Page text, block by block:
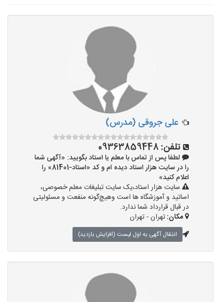
علی جروقی (مدرس)
تلفن: 09363859448
لطفا پس از تماس با معلم یا استاد بگویید: «آگهی شما
را در سایت هزار استاد دیده ام و کد «استاد-81401» را
اعلام کنید»
سایت هزار استاد،یک سایت تبلیغات معلم خصوصی،
اساتید و آموزشگاه ها است وهیچ‌گونه منفعت و مسئولیتی
در قبال قرارداد شما ندارد.
مکان:تهران - تهران
انتقال آگهی به اول لیست (افزایش بازدید)